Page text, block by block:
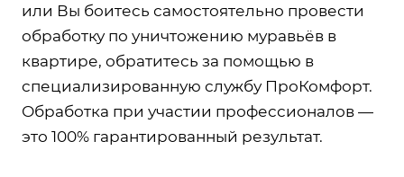
или Вы боитесь самостоятельно провести
обработку по уничтожению муравьёв в
квартире, обратитесь за помощью в
специализированную службу ПроКомфорт.
Обработка при участии профессионалов —
это 100% гарантированный результат.